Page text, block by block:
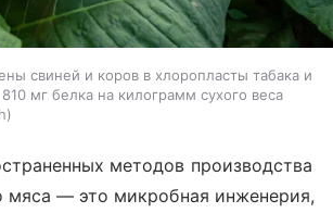
свиней и коров в хлоропласты табака и
мг белка на килограмм сухого веса
методов производства
мяса — это микробная инженерия,